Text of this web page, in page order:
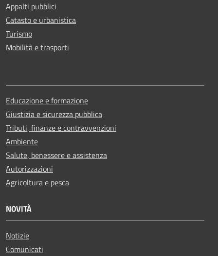
Appalti pubblici
Catasto e urbanistica
Turismo
Mobilità e trasporti
Educazione e formazione
Giustizia e sicurezza pubblica
Tributi, finanze e contravvenzioni
Ambiente
Salute, benessere e assistenza
Autorizzazioni
Agricoltura e pesca
NOVITÀ
Notizie
Comunicati